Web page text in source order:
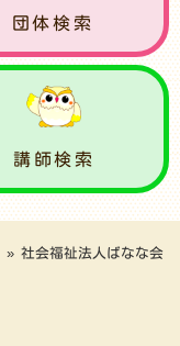
団体検索
講師検索
» 社会福祉法人ばなな会